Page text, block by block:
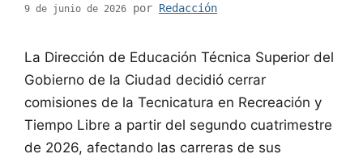
9 de junio de 2026 por Redacción
La Dirección de Educación Técnica Superior del
Gobierno de la Ciudad decidió cerrar
comisiones de la Tecnicatura en Recreación y
Tiempo Libre a partir del segundo cuatrimestre
de 2026, afectando las carreras de sus